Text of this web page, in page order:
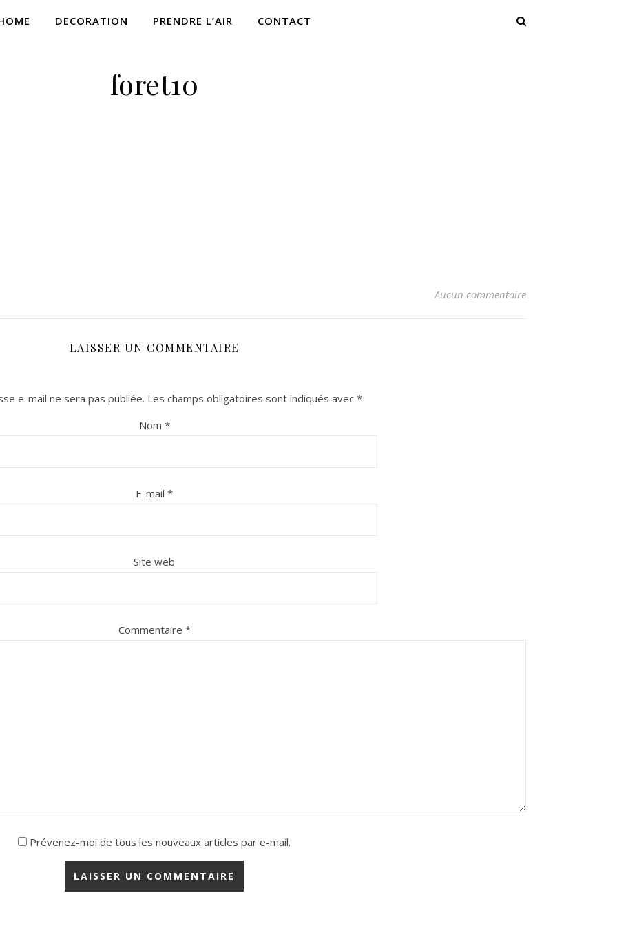
DECORATION PRENDRE L’AIR CONTACT
foret10
Aucun commentaire
LAISSER UN COMMENTAIRE
e-mail ne sera pas publiée. Les champs obligatoires sont indiqués avec *
Nom *
E-mail *
Site web
Commentaire *
Prévenez-moi de tous les nouveaux articles par e-mail.